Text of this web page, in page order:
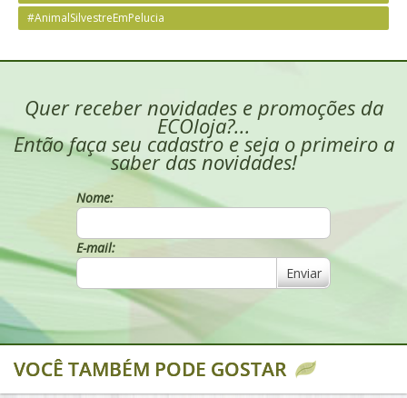
#AnimalSilvestreEmPelucia
Quer receber novidades e promoções da
ECOloja?...
Então faça seu cadastro e seja o primeiro a
saber das novidades!
Nome:
E-mail:
Enviar
VOCÊ TAMBÉM PODE GOSTAR